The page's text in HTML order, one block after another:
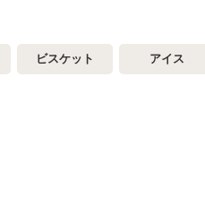
ビスケット アイス